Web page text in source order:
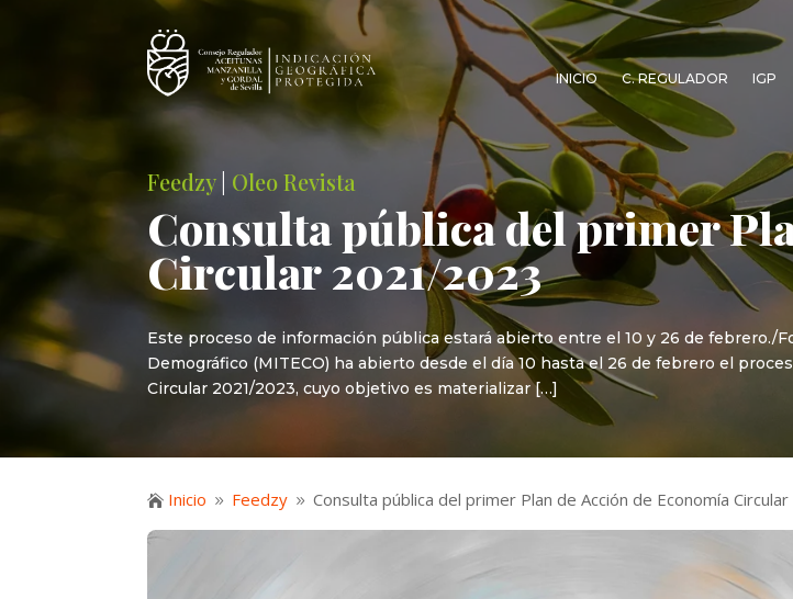
INICIO C. REGULADOR IGP
Feedzy| Oleo Revista
Consulta pública del primer
Circular 2021/2023
Este proceso de información pública estará abierto entre el 10 y 26 de febrero./
Demográfico (MITECO) ha abierto desde el día 10 hasta el 26 de febrero el
Circular 2021/2023, cuyo objetivo es materializar […]
 Inicio 9 Feedzy 9 Consulta pública del primer Plan de Acción de Economía